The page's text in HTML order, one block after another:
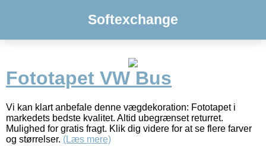
Softexchange
Fototapet VW Bus
Vi kan klart anbefale denne vægdekoration: Fototapet i
markedets bedste kvalitet. Altid ubegrænset returret.
Mulighed for gratis fragt. Klik dig videre for at se flere farver
og størrelser. (Læs mere)